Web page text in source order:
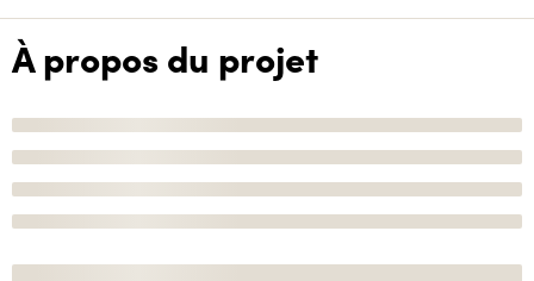
À propos du projet